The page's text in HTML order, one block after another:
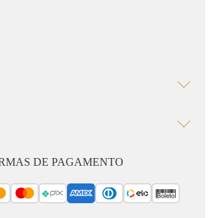
DE PAGAMENTO